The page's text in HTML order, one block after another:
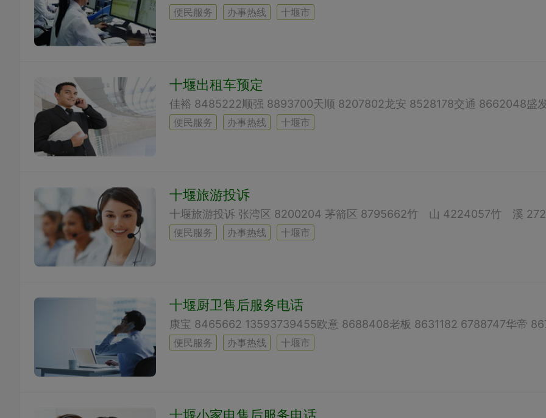
便民服务 办事热线 十堰市
十堰出租车预定
便民服务 办事热线 十堰市
十堰旅游投诉
便民服务 办事热线 十堰市
十堰厨卫售后服务电话
便民服务 办事热线 十堰市